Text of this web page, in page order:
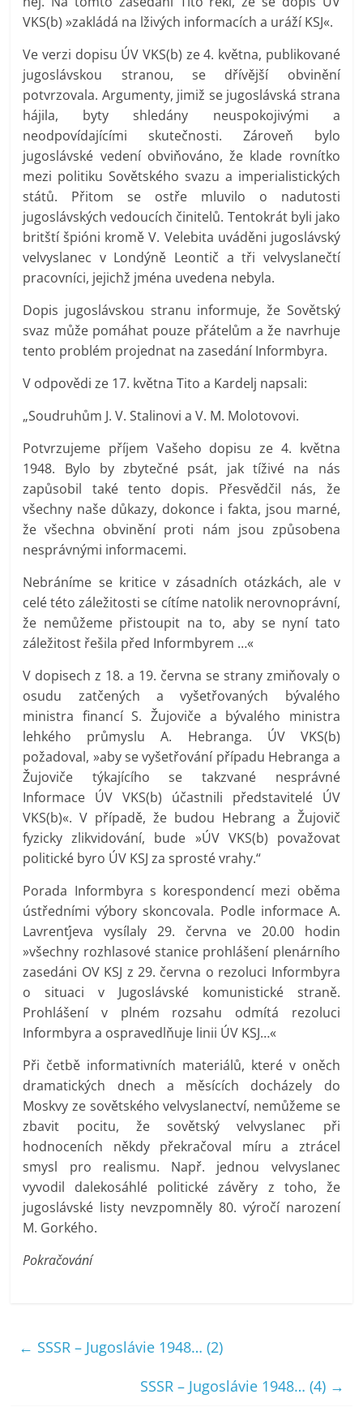
VKS(b) »zakládá na lživých informacích a uráží KSJ«.
Ve verzi dopisu ÚV VKS(b) ze 4. května, publikované
jugoslávskou stranou, se dřívější obvinění
potvrzovala. Argumenty, jimiž se jugoslávská strana
hájila, byty shledány neuspokojivými a
neodpovídajícími skutečnosti. Zároveň bylo
jugoslávské vedení obviňováno, že klade rovnítko
mezi politiku Sovětského svazu a imperialistických
států. Přitom se ostře mluvilo o nadutosti
jugoslávských vedoucích činitelů. Tentokrát byli jako
britští špióni kromě V. Velebita uváděni jugoslávský
velvyslanec v Londýně Leontič a tři velvyslanečtí
pracovníci, jejichž jména uvedena nebyla.
Dopis jugoslávskou stranu informuje, že Sovětský
svaz může pomáhat pouze přátelům a že navrhuje
tento problém projednat na zasedání Informbyra.
V odpovědi ze 17. května Tito a Kardelj napsali:
„Soudruhům J. V. Stalinovi a V. M. Molotovovi.
Potvrzujeme příjem Vašeho dopisu ze 4. května
1948. Bylo by zbytečné psát, jak tíživé na nás
zapůsobil také tento dopis. Přesvědčil nás, že
všechny naše důkazy, dokonce i fakta, jsou marné,
že všechna obvinění proti nám jsou způsobena
nesprávnými informacemi.
Nebráníme se kritice v zásadních otázkách, ale v
celé této záležitosti se cítíme natolik nerovnoprávní,
že nemůžeme přistoupit na to, aby se nyní tato
záležitost řešila před Informbyrem …«
V dopisech z 18. a 19. června se strany zmiňovaly o
osudu zatčených a vyšetřovaných bývalého
ministra financí S. Žujoviče a bývalého ministra
lehkého průmyslu A. Hebranga. ÚV VKS(b)
požadoval, »aby se vyšetřování případu Hebranga a
Žujoviče týkajícího se takzvané nesprávné
Informace ÚV VKS(b) účastnili představitelé ÚV
VKS(b)«. V případě, že budou Hebrang a Žujovič
fyzicky zlikvidování, bude »ÚV VKS(b) považovat
politické byro ÚV KSJ za sprosté vrahy.“
Porada Informbyra s korespondencí mezi oběma
ústředními výbory skoncovala. Podle informace A.
Lavrenťjeva vysílaly 29. června ve 20.00 hodin
»všechny rozhlasové stanice prohlášení plenárního
zasedáni OV KSJ z 29. června o rezoluci Informbyra
o situaci v Jugoslávské komunistické straně.
Prohlášení v plném rozsahu odmítá rezoluci
Informbyra a ospravedlňuje linii ÚV KSJ…«
Při četbě informativních materiálů, které v oněch
dramatických dnech a měsících docházely do
Moskvy ze sovětského velvyslanectví, nemůžeme se
zbavit pocitu, že sovětský velvyslanec při
hodnoceních někdy překračoval míru a ztrácel
smysl pro realismu. Např. jednou velvyslanec
vyvodil dalekosáhlé politické závěry z toho, že
jugoslávské listy nevzpomněly 80. výročí narození
M. Gorkého.
Pokračování
← SSSR – Jugoslávie 1948… (2)
SSSR – Jugoslávie 1948… (4) →